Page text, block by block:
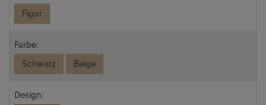
Figur
Farbe:
Schwarz
Beige
Design: